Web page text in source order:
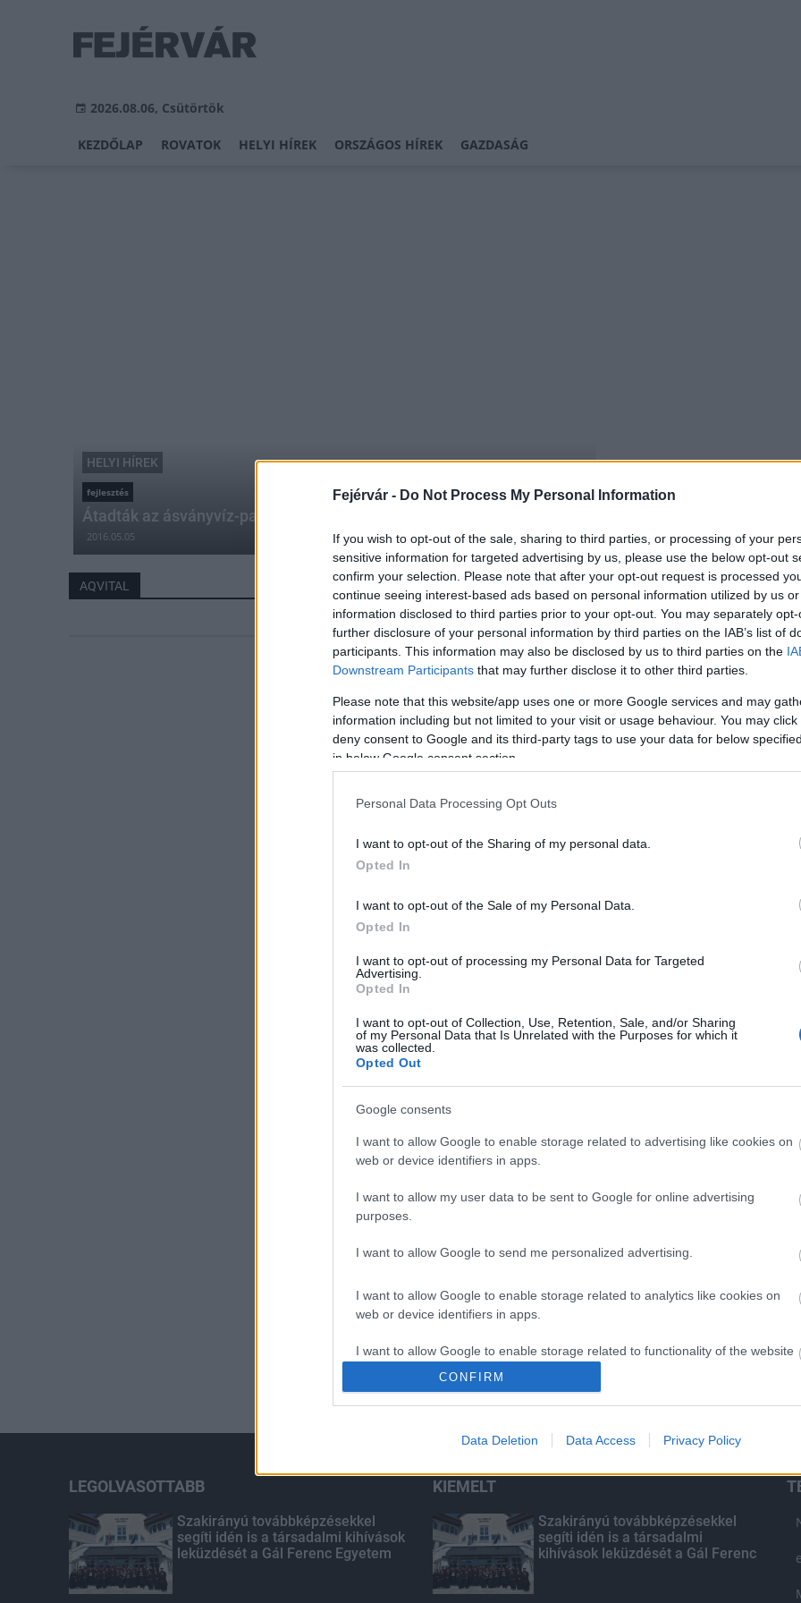
Fejérvár - Do Not Process My Personal Information
If you wish to opt-out of the sale, sharing to third parties, or processing of your
sensitive information for targeted advertising by us, please use the below opt-out
confirm your selection. Please note that after your opt-out request is processed
continue seeing interest-based ads based on personal information utilized by us
information disclosed to third parties prior to your opt-out. You may separately
further disclosure of your personal information by third parties on the IAB’s list of
participants. This information may also be disclosed by us to third parties on the
Downstream Participants that may further disclose it to other third parties.
Please note that this website/app uses one or more Google services and may
information including but not limited to your visit or usage behaviour. You may
deny consent to Google and its third-party tags to use your data for below
in below Google consent section.
Personal Data Processing Opt Outs
I want to opt-out of the Sharing of my personal data.
Opted In
I want to opt-out of the Sale of my Personal Data.
Opted In
I want to opt-out of processing my Personal Data for Targeted
Advertising.
Opted In
I want to opt-out of Collection, Use, Retention, Sale, and/or Sharing
of my Personal Data that Is Unrelated with the Purposes for which it
was collected.
Opted Out
Google consents
I want to allow Google to enable storage related to advertising like cookies on
web or device identifiers in apps.
I want to allow my user data to be sent to Google for online advertising
purposes.
I want to allow Google to send me personalized advertising.
I want to allow Google to enable storage related to analytics like cookies on
web or device identifiers in apps.
I want to allow Google to enable storage related to functionality of the website
I want to allow Google to enable storage related to personalization.
I want to allow Google to enable storage related to security, including
CONFIRM
Data Deletion Data Access Privacy Policy
2026.08.06, Csütörtök
KEZDŐLAP ROVATOK HELYI HÍREK ORSZÁGOS HÍREK GAZDASÁG
HELYI HÍREK
fejlesztés
Átadták az ásványvíz-palackozó üzemet Csákváron
2016.05.05
AQVITAL
LEGOLVASOTTABB
Szakirányú továbbképzésekkel
segíti idén is a társadalmi kihívások
leküzdését a Gál Ferenc Egyetem
KIEMELT
Szakirányú továbbképzésekkel
segíti idén is a társadalmi
kihívások leküzdését a Gál Ferenc